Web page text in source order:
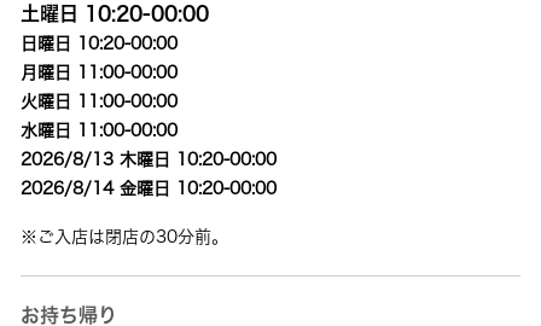
土曜日 10:20-00:00
日曜日 10:20-00:00
月曜日 11:00-00:00
火曜日 11:00-00:00
水曜日 11:00-00:00
2026/8/13 木曜日 10:20-00:00
2026/8/14 金曜日 10:20-00:00
※ご入店は閉店の30分前。
お持ち帰り